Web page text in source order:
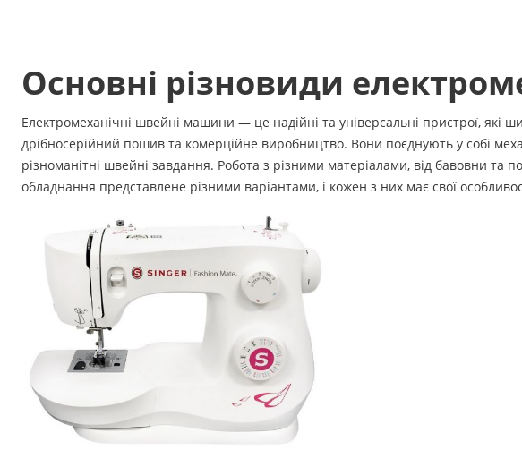
Основні різновиди
Електромеханічні швейні машини — це надійні та універсальні пристрої, які
дрібносерійний пошив та комерційне виробництво. Вони поєднують у собі
різноманітні швейні завдання. Робота з різними матеріалами, від бавовни та
обладнання представлене різними варіантами, і кожен з них має свої